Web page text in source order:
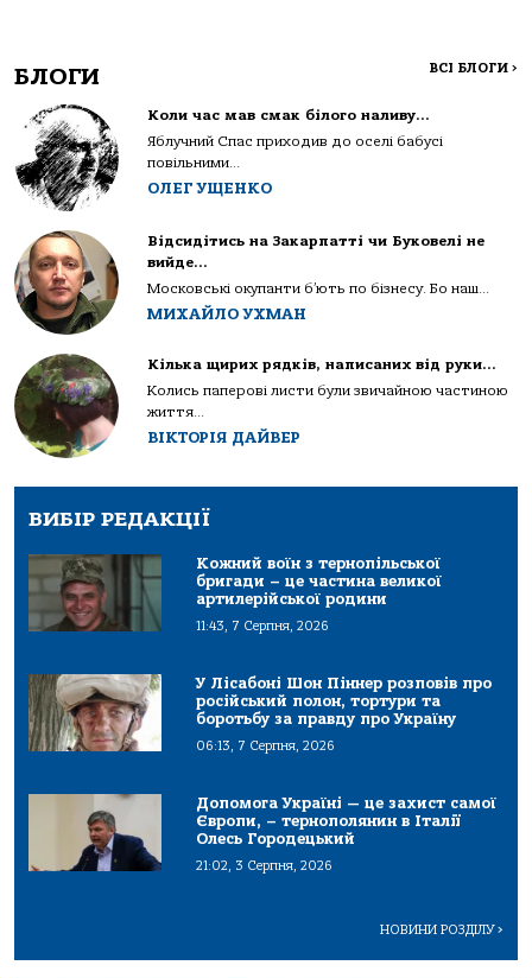
БЛОГИ ВСІ БЛОГИ >
Коли час мав смак білого наливу…
Яблучний Спас приходив до оселі бабусі
повільними...
ОЛЕГ УЩЕНКО
Відсидітись на Закарпатті чи Буковелі не
вийде…
Московські окупанти б’ють по бізнесу. Бо наш...
МИХАЙЛО УХМАН
Кілька щирих рядків, написаних від руки…
Колись паперові листи були звичайною частиною
життя...
ВІКТОРІЯ ДАЙВЕР
ВИБІР РЕДАКЦІЇ
Кожний воїн з тернопільської
бригади – це частина великої
артилерійської родини
11:43, 7 Серпня, 2026
У Лісабоні Шон Піннер розповів про
російський полон, тортури та
боротьбу за правду про Україну
06:13, 7 Серпня, 2026
Допомога Україні — це захист самої
Європи, – тернополянин в Італії
Олесь Городецький
21:02, 3 Серпня, 2026
НОВИНИ РОЗДІЛУ>